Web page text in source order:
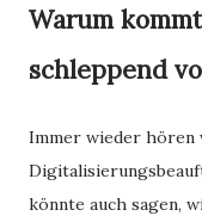
Warum
schleppend
Immer wieder hören
könnte auch sagen,